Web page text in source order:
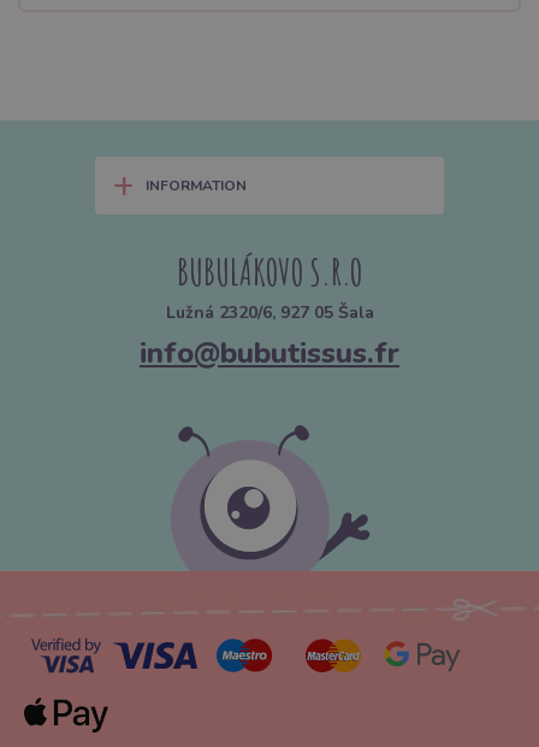
+ INFORMATION
BUBULÁKOVO S.R.O
Lužná 2320/6, 927 05 Šala
info@bubutissus.fr